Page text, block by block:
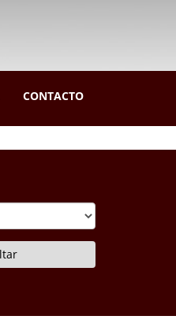
CONTACTO